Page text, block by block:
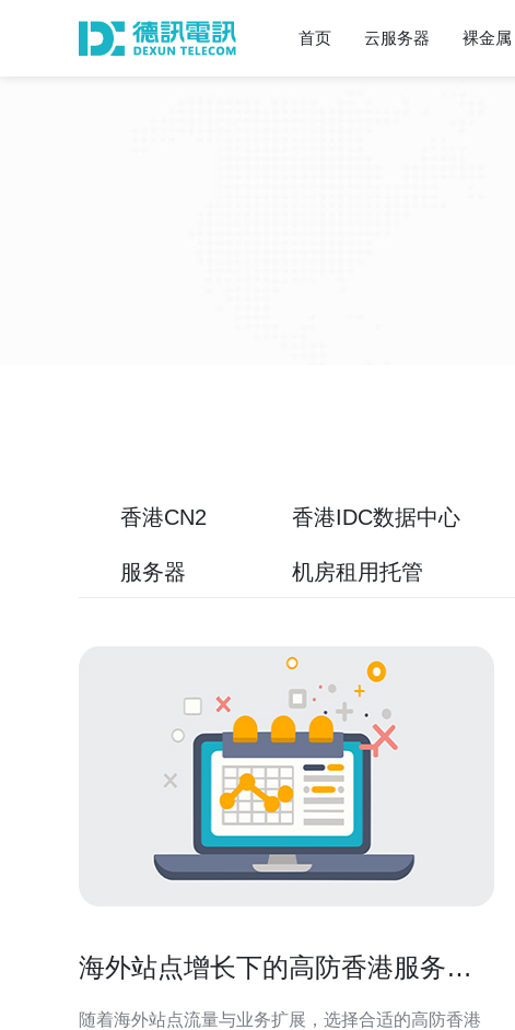
首页 云服务器 裸金属
香港CN2
服务器
香港IDC数据中心
机房租用托管
海外站点增长下的高防香港服务器
随着海外站点流量与业务扩展，选择合适的高防香港